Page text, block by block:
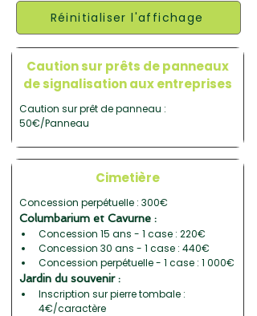
Réinitialiser l'affichage
Caution sur prêts de panneaux
de signalisation aux entreprises
Caution sur prêt de panneau :
50€/Panneau
Cimetière
Concession perpétuelle : 300€
Columbarium et Cavurne :
Concession 15 ans - 1 case : 220€
Concession 30 ans - 1 case : 440€
Concession perpétuelle - 1 case : 1 000€
Jardin du souvenir :
Inscription sur pierre tombale :
4€/caractère